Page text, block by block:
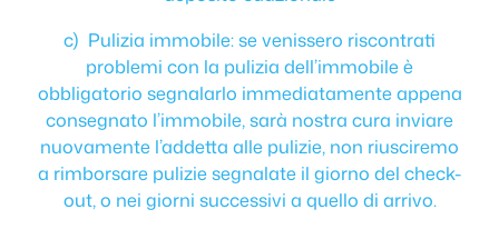
c) Pulizia immobile: se venissero riscontrati
problemi con la pulizia dell’immobile è
obbligatorio segnalarlo immediatamente appena
consegnato l’immobile, sarà nostra cura inviare
nuovamente l’addetta alle pulizie, non riusciremo
a rimborsare pulizie segnalate il giorno del check-
out, o nei giorni successivi a quello di arrivo.